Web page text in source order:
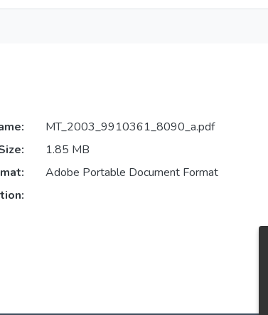
MT_2003_9910361_8090_a.pdf
1.85 MB
Adobe Portable Document Format